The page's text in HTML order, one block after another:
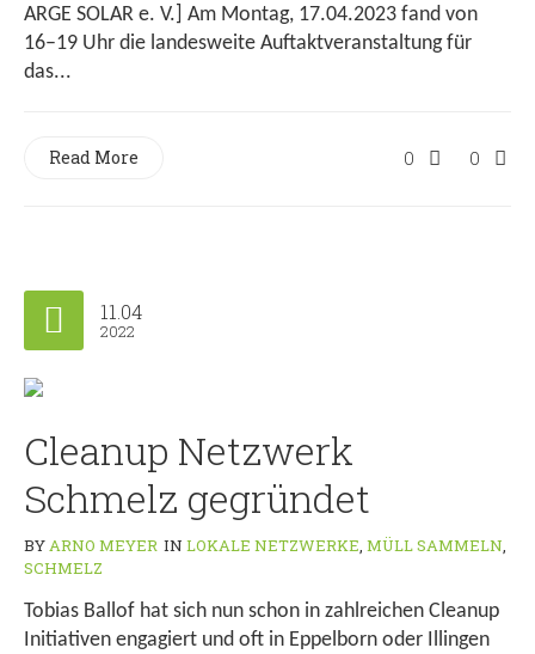
ARGE SOLAR e. V.] Am Montag, 17.04.2023 fand von
16–19 Uhr die landesweite Auftaktveranstaltung für
das...
0 0
Read More
11.04
2022
Cleanup Netzwerk
Schmelz gegründet
BYARNO MEYER IN LOKALE NETZWERKE, MÜLL SAMMELN,
SCHMELZ
Tobias Ballof hat sich nun schon in zahlreichen Cleanup
Initiativen engagiert und oft in Eppelborn oder Illingen